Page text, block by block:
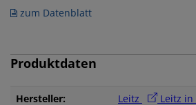
zum Datenblatt
Produktdaten
Hersteller: Leitz Leitz in